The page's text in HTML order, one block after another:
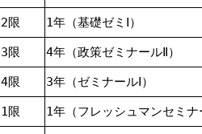
2限 1年（基礎ゼミⅠ）
3限 4年（政策ゼミナールⅡ）
4限 3年（ゼミナールⅠ）
1限 1年（フレッシュマンセミナ